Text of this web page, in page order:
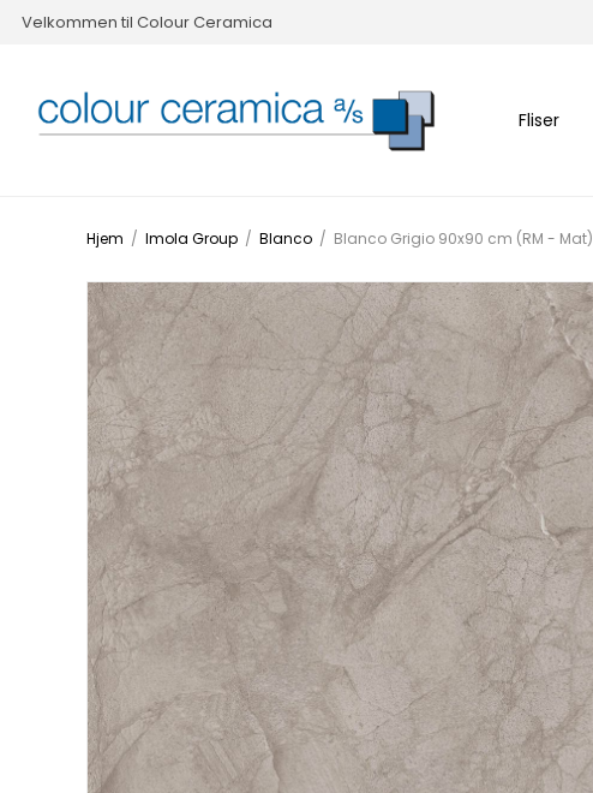
Velkommen til Colour Ceramica
Fliser
Hjem / Imola Group / Blanco / Blanco Grigio 90x90 cm (RM - Mat)